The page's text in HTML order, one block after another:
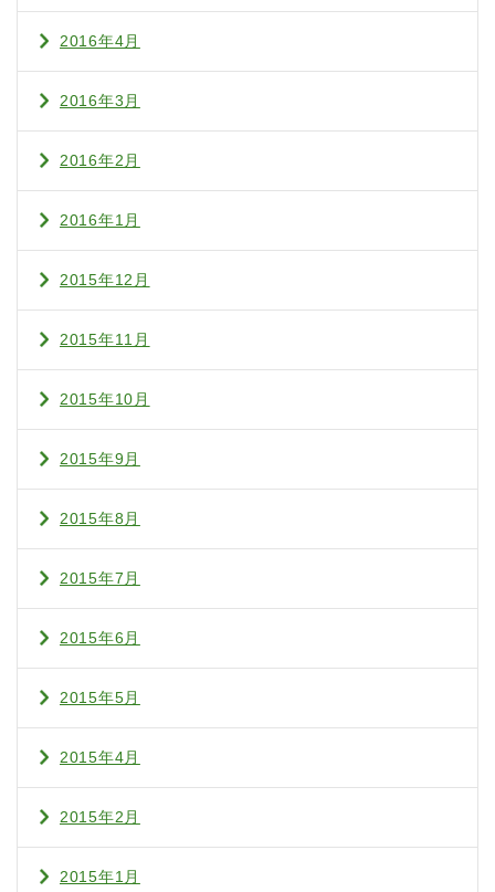
2016年4月
2016年3月
2016年2月
2016年1月
2015年12月
2015年11月
2015年10月
2015年9月
2015年8月
2015年7月
2015年6月
2015年5月
2015年4月
2015年2月
2015年1月